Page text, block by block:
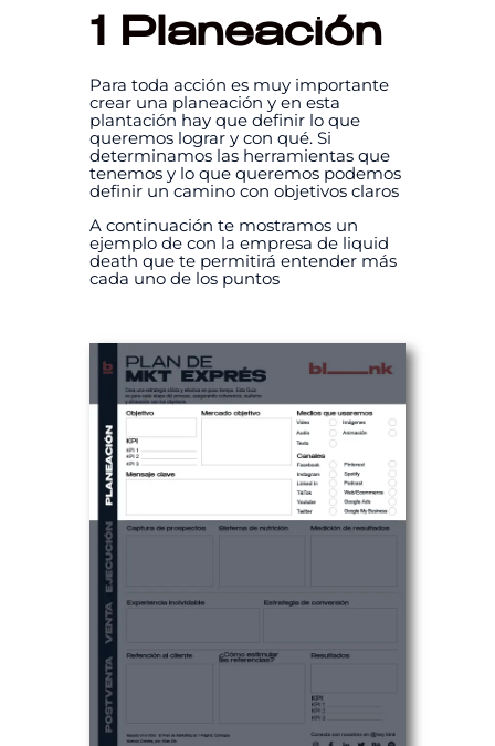
1 Planeación
Para toda acción es muy importante
crear una planeación y en esta
plantación hay que definir lo que
queremos lograr y con qué. Si
determinamos las herramientas que
tenemos y lo que queremos podemos
definir un camino con objetivos claros
A continuación te mostramos un
ejemplo de con la empresa de liquid
death que te permitirá entender más
cada uno de los puntos